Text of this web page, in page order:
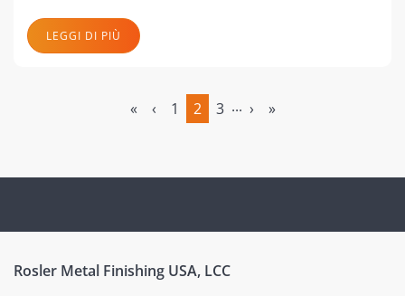
LEGGI DI PIÙ
« ‹ 1
2
3 ... › »
Rosler Metal Finishing USA, LCC